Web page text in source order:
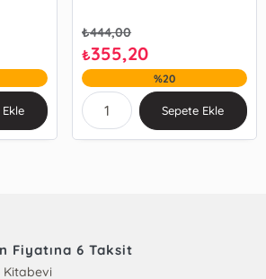
₺444,00
₺355,20
%20
Sepete Ekle
Fiyatına 6 Taksit
Kitabevi